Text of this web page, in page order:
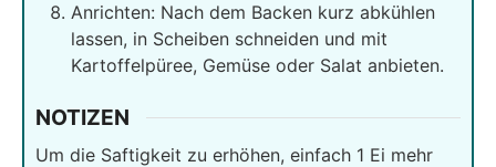
Anrichten: Nach dem Backen kurz abkühlen
lassen, in Scheiben schneiden und mit
Kartoffelpüree, Gemüse oder Salat anbieten.
NOTIZEN
Um die Saftigkeit zu erhöhen, einfach 1 Ei mehr